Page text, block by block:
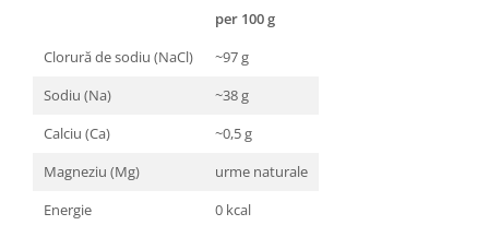
per 100 g
Clorură de sodiu (NaCl)
~97 g
Sodiu (Na)
~38 g
Calciu (Ca)
~0,5 g
Magneziu (Mg)
urme naturale
Energie
0 kcal